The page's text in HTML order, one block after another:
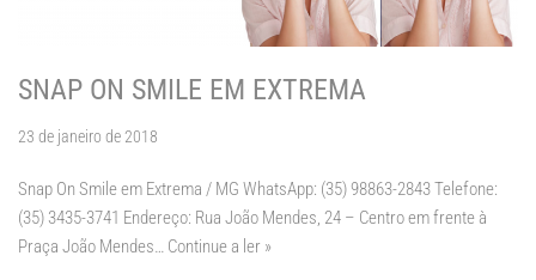
SNAP ON SMILE EM EXTREMA
23 de janeiro de 2018
Snap On Smile em Extrema / MG WhatsApp: (35) 98863-2843 Telefone:
(35) 3435-3741 Endereço: Rua João Mendes, 24 – Centro em frente à
Praça João Mendes… Continue a ler »